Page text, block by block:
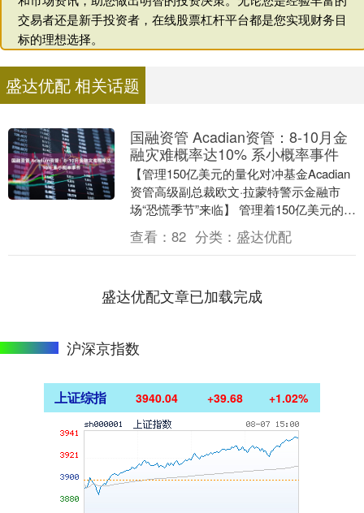
交易者还是新手投资者，在线股票杠杆平台都是您实现财务目
标的理想选择。
盛达优配 相关话题
国融资管 Acadian资管：8-10月金
融灾难概率达10% 系小概率事件
【管理150亿美元的量化对冲基金Acadian
资管高级副总裁欧文·拉蒙特警示金融市
场“恐慌季节”来临】 管理着150亿美元的量
化对冲基金Acadian资管高级副....
查看： 82 分类： 盛达优配
盛达优配文章已加载完成
沪深京指数
上证综指 3940.04 +39.68 +1.02%